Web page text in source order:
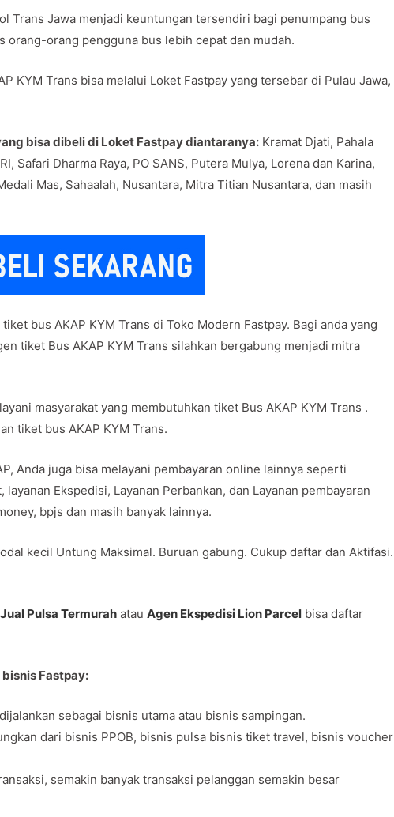
Trans Jawa menjadi keuntungan tersendiri bagi penumpang bus
orang-orang pengguna bus lebih cepat dan mudah.
KYM Trans bisa melalui Loket Fastpay yang tersebar di Pulau Jawa,
bisa dibeli di Loket Fastpay diantaranya: Kramat Djati, Pahala
Safari Dharma Raya, PO SANS, Putera Mulya, Lorena dan Karina,
Mas, Sahaalah, Nusantara, Mitra Titian Nusantara, dan masih
bus AKAP KYM Trans di Toko Modern Fastpay. Bagi anda yang
tiket Bus AKAP KYM Trans silahkan bergabung menjadi mitra
masyarakat yang membutuhkan tiket Bus AKAP KYM Trans .
tiket bus AKAP KYM Trans.
Anda juga bisa melayani pembayaran online lainnya seperti
Ekspedisi, Layanan Perbankan, dan Layanan pembayaran
bpjs dan masih banyak lainnya.
kecil Untung Maksimal. Buruan gabung. Cukup daftar dan Aktifasi.
Pulsa Termurah atau Agen Ekspedisi Lion Parcel bisa daftar
Fastpay:
sebagai bisnis utama atau bisnis sampingan.
dari bisnis PPOB, bisnis pulsa bisnis tiket travel, bisnis voucher
semakin banyak transaksi pelanggan semakin besar